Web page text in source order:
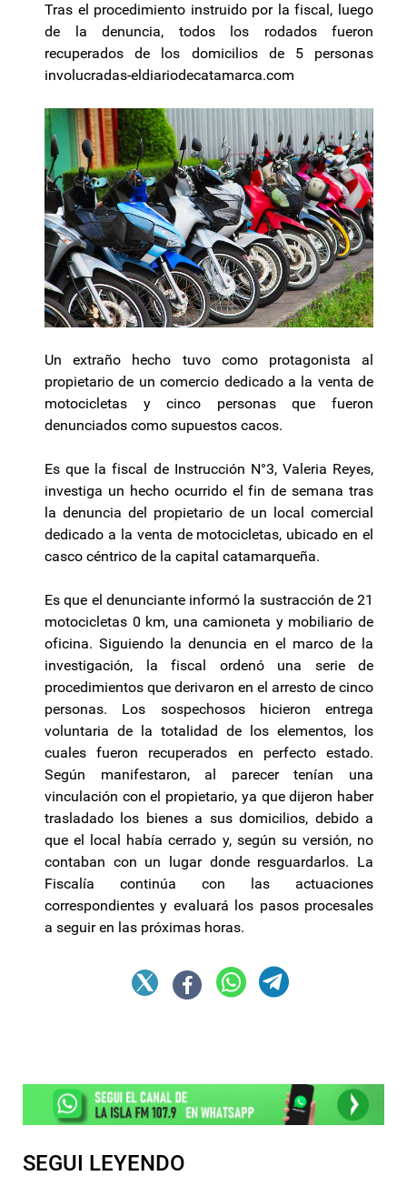
Tras el procedimiento instruido por la fiscal, luego
de la denuncia, todos los rodados fueron
recuperados de los domicilios de 5 personas
involucradas-eldiariodecatamarca.com
Un extraño hecho tuvo como protagonista al
propietario de un comercio dedicado a la venta de
motocicletas y cinco personas que fueron
denunciados como supuestos cacos.
Es que la fiscal de Instrucción N°3, Valeria Reyes,
investiga un hecho ocurrido el fin de semana tras
la denuncia del propietario de un local comercial
dedicado a la venta de motocicletas, ubicado en el
casco céntrico de la capital catamarqueña.
Es que el denunciante informó la sustracción de 21
motocicletas 0 km, una camioneta y mobiliario de
oficina. Siguiendo la denuncia en el marco de la
investigación, la fiscal ordenó una serie de
procedimientos que derivaron en el arresto de cinco
personas. Los sospechosos hicieron entrega
voluntaria de la totalidad de los elementos, los
cuales fueron recuperados en perfecto estado.
Según manifestaron, al parecer tenían una
vinculación con el propietario, ya que dijeron haber
trasladado los bienes a sus domicilios, debido a
que el local había cerrado y, según su versión, no
contaban con un lugar donde resguardarlos. La
Fiscalía continúa con las actuaciones
correspondientes y evaluará los pasos procesales
a seguir en las próximas horas.
SEGUI LEYENDO